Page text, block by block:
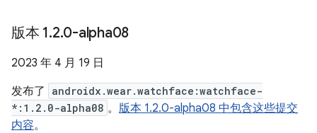
版本 1.2.0-alpha08
2023 年 4 月 19 日
发布了
androidx.wear.watchface:watchface-
*:1.2.0-alpha08 。 版本 1.2.0-alpha08 中包含这些提交
内容。